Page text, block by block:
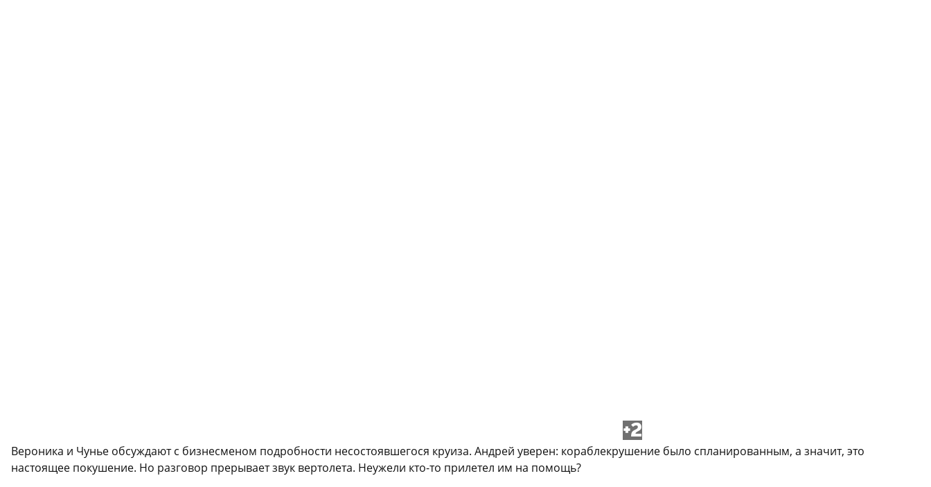
+2
Вероника и Чунье обсуждают с бизнесменом подробности несостоявшегося круиза. Андрей уверен: кораблекрушение было спланированным, а значит, это
настоящее покушение. Но разговор прерывает звук вертолета. Неужели кто-то прилетел им на помощь?